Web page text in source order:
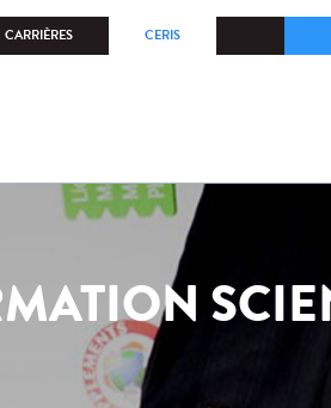
CARRIÈRES CERIS